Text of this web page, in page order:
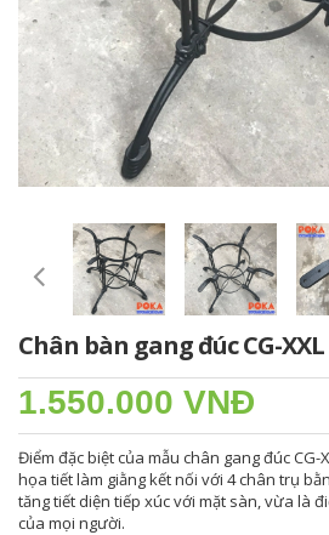
Chân bàn gang đúc CG-XXL
1.550.000 VNĐ
Điểm đặc biệt của mẫu chân gang đúc CG-
họa tiết làm giằng kết nối với 4 chân trụ
tăng tiết diện tiếp xúc với mặt sàn, vừa là
của mọi người.